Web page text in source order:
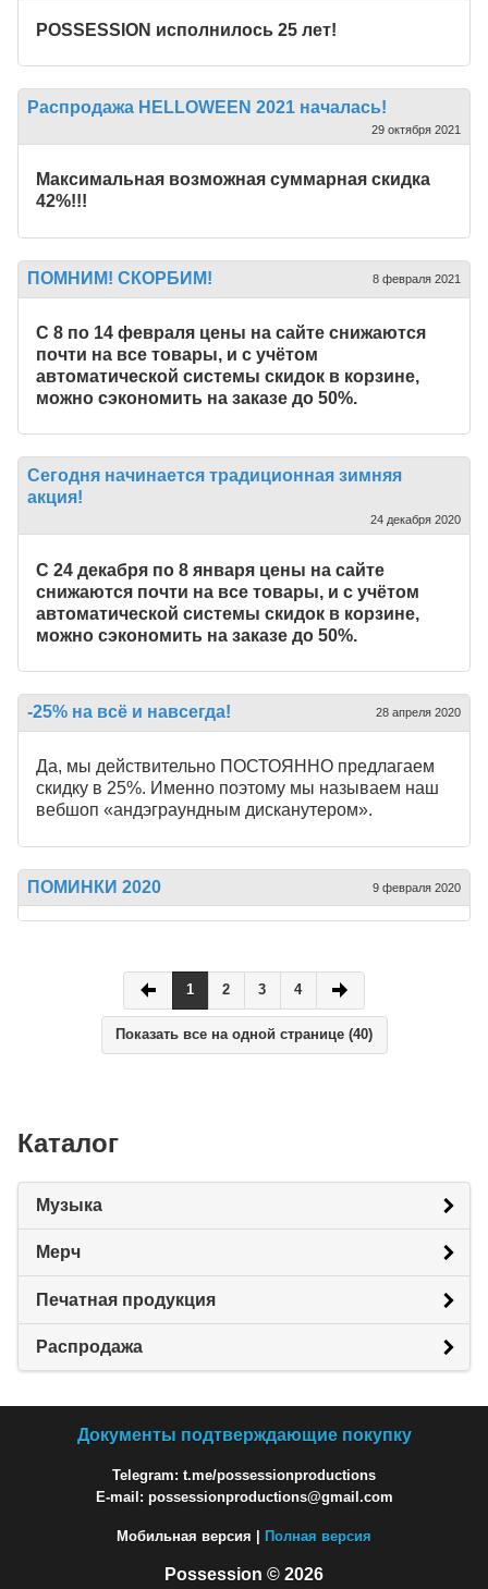
POSSESSION исполнилось 25 лет!
Распродажа HELLOWEEN 2021 началась!
29 октября 2021
Максимальная возможная суммарная скидка
42%!!!
ПОМНИМ! СКОРБИМ! 8 февраля 2021
С 8 по 14 февраля цены на сайте снижаются
почти на все товары, и с учётом
автоматической системы скидок в корзине,
можно сэкономить на заказе до 50%.
Сегодня начинается традиционная зимняя
акция!
24 декабря 2020
С 24 декабря по 8 января цены на сайте
снижаются почти на все товары, и с учётом
автоматической системы скидок в корзине,
можно сэкономить на заказе до 50%.
-25% на всё и навсегда! 28 апреля 2020
Да, мы действительно ПОСТОЯННО предлагаем
скидку в 25%. Именно поэтому мы называем наш
вебшоп «андэграундным дисканутером».
ПОМИНКИ 2020 9 февраля 2020
1 2 3 4
Показать все на одной странице (40)
Каталог
Музыка
Мерч
Печатная продукция
Распродажа
Документы подтверждающие покупку
Telegram: t.me/possessionproductions
E-mail: possessionproductions@gmail.com
Мобильная версия | Полная версия
Possession © 2026